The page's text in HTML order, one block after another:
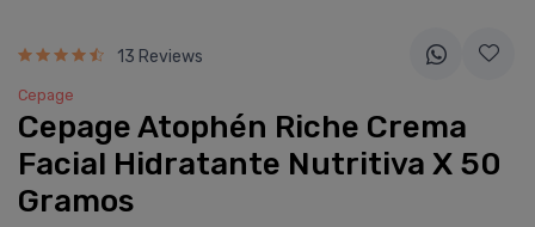
13 Reviews
Cepage
Cepage Atophén Riche Crema
Facial Hidratante Nutritiva X 50
Gramos